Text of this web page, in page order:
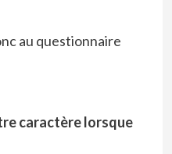
au questionnaire
caractère lorsque